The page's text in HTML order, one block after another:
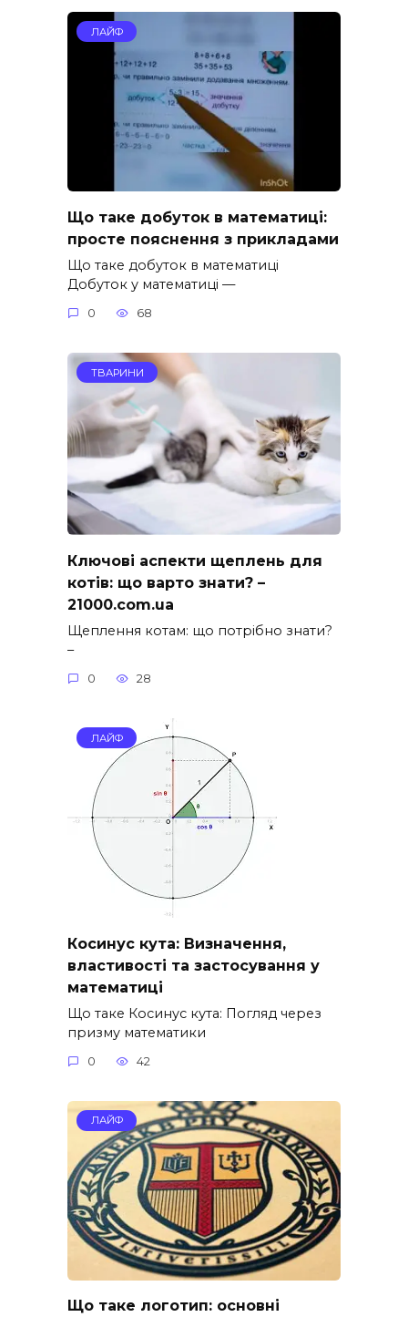
ЛАЙФ
Що таке добуток в математиці:
просте пояснення з прикладами
Що таке добуток в математиці
Добуток у математиці —
0 68
ТВАРИНИ
Ключові аспекти щеплень для
котів: що варто знати? –
21000.com.ua
Щеплення котам: що потрібно знати?
–
0 28
ЛАЙФ
Косинус кута: Визначення,
властивості та застосування у
математиці
Що таке Косинус кута: Погляд через
призму математики
0 42
ЛАЙФ
Що таке логотип: основні